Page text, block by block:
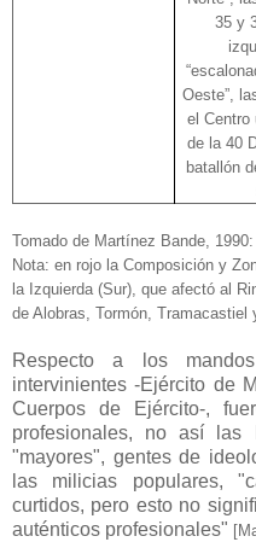
35 y
Oeste”,
el Centro
de la 40
batallón
Tomado de Martínez Bande,
Nota: en rojo la Composición y
la Izquierda (Sur), que afectó al
de Alobras, Tormón, Tramacastiel
Respecto a los
intervinientes -Ejército de
Cuerpos de Ejército-,
profesionales, no así las
"mayores", gentes de
las milicias populares,
curtidos, pero esto no
auténticos profesionales"